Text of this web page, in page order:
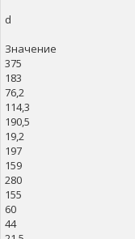
d
Значение
375
183
76,2
114,3
190,5
19,2
197
159
280
155
60
44